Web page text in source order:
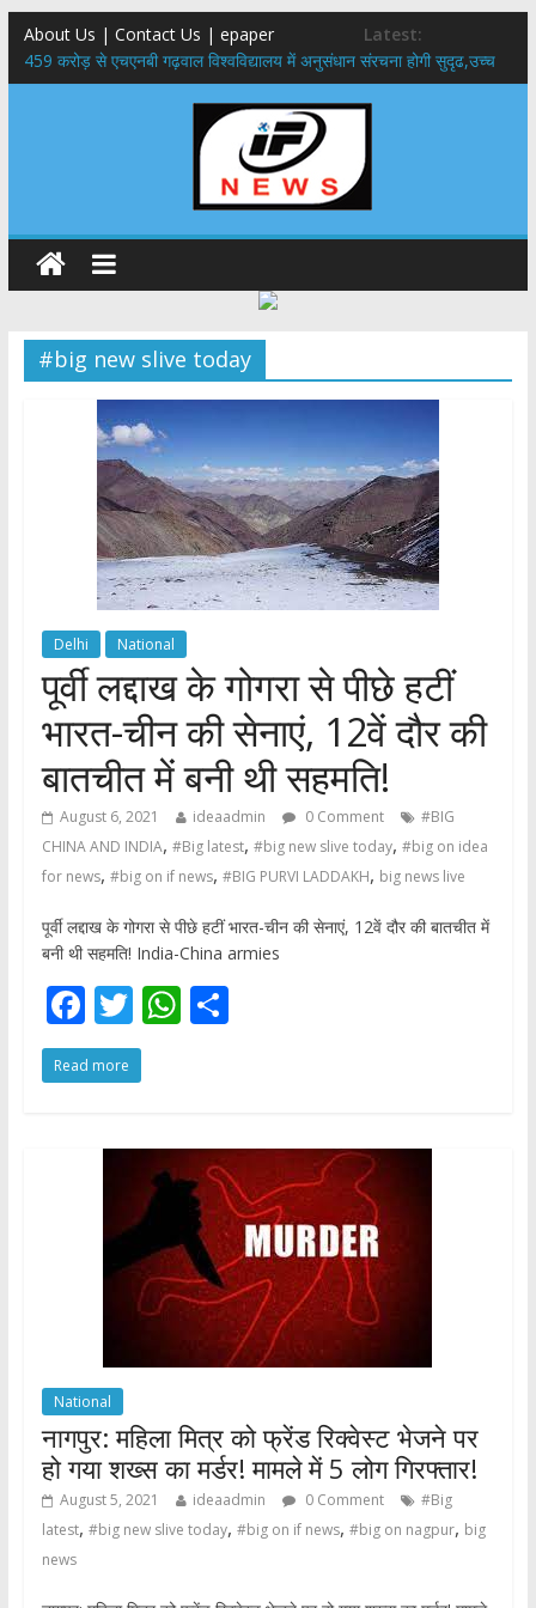
About Us | Contact Us | epaper
Latest:
459 करोड़ से एचएनबी गढ़वाल विश्वविद्यालय में अनुसंधान संरचना होगी सुदृढ,उच्च
शिक्षा मंत्री धन सिंह रावत ने नवनियुक्त केन्द्रीय शिक्षा मंत्री से की मुलाकात
राष्ट्रीय हथकरघा दिवस पर मुख्यमंत्री धामी ने उत्कृष्ट बुनकरों और हस्तशिल्प
​धामी कैबिनेट का बड़ा फैसला: पशुपालकों को 60% तक सब्सिडी, गंगा एक्सप्रेसवे का
​हरिद्वार से वीरभद्र (ऋषिकेश) तक निकली BJYM की भव्य कांवड़ यात्रा; तेजस्वी
सूर्या ने की देश व प्रदेशवासियों के कल्याण की कामना
24×7 अलर्ट मोड में रहें अधिकारी-मुख्य सचिव मानसून-एसईओसी से मुख्य सचिव ने
की विस्तृत समीक्षा कहा-बंद सड़कों को शीघ्र खोला जाए, लोगों को न हो दिक्कत
#big new slive today
Delhi National
पूर्वी लद्दाख के गोगरा से पीछे हटीं
भारत-चीन की सेनाएं, 12वें दौर की
बातचीत में बनी थी सहमति!
August 6, 2021 ideaadmin 0 Comment
#BIG
CHINA AND INDIA, #Big latest, #big new slive today, #big on idea
for news, #big on if news, #BIG PURVI LADDAKH, big news live
पूर्वी लद्दाख के गोगरा से पीछे हटीं भारत-चीन की सेनाएं, 12वें दौर की बातचीत में
बनी थी सहमति! India-China armies
F
ac
e
o
k
T
w
itt
W
A
p
p
S
Read more
National
नागपुर: महिला मित्र को फ्रेंड रिक्वेस्ट भेजने पर
हो गया शख्स का मर्डर! मामले में 5 लोग गिरफ्तार!
August 5, 2021 ideaadmin 0 Comment
#Big
latest, #big new slive today, #big on if news, #big on nagpur, big
news